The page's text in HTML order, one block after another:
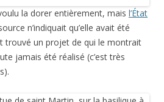
la dorer entièrement, mais l’État
n’indiquait qu’elle avait été
trouvé un projet de qui le montrait
jamais été réalisé (c’est très